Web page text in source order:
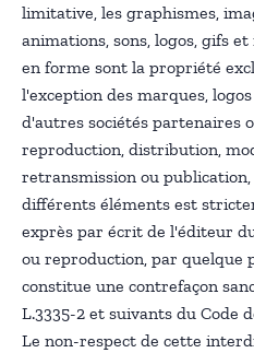
limitative, les graphismes,
animations, sons, logos, gifs
en forme sont la propriété
l'exception des marques,
d'autres sociétés partenaires
reproduction, distribution,
retransmission ou
différents éléments est
exprès par écrit de l'éditeur
ou reproduction, par quelque
constitue une contrefaçon
L.3335-2 et suivants du Code
Le non-respect de cette